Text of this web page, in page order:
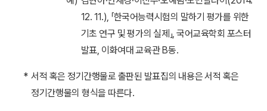
12. 11.), 「한국어능력시험의 말하기 평가를 위한
기초 연구 및 평가의 실제」, 국어교육학회 포스터
발표, 이화여대 교육관 B동.
* 서적 혹은 정기간행물로 출판된 발표집의 내용은 서적 혹은
정기간행물의 형식을 따른다.